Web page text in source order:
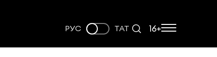
РУС ТАТ 16+